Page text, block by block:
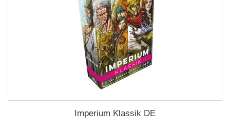
Imperium Klassik DE